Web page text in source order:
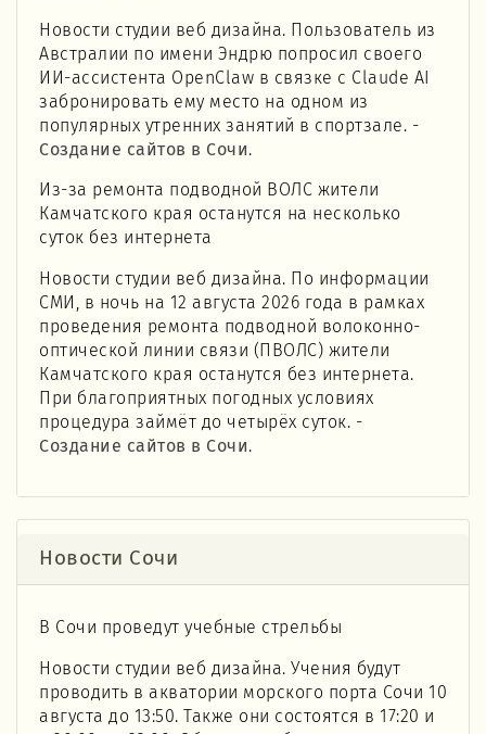
Новости студии веб дизайна. Пользователь из
Австралии по имени Эндрю попросил своего
ИИ-ассистента OpenClaw в связке с Claude AI
забронировать ему место на одном из
популярных утренних занятий в спортзале. -
Создание сайтов в Сочи.
Из-за ремонта подводной ВОЛС жители
Камчатского края останутся на несколько
суток без интернета
Новости студии веб дизайна. По информации
СМИ, в ночь на 12 августа 2026 года в рамках
проведения ремонта подводной волоконно-
оптической линии связи (ПВОЛС) жители
Камчатского края останутся без интернета.
При благоприятных погодных условиях
процедура займёт до четырёх суток. -
Создание сайтов в Сочи.
Новости Сочи
В Сочи проведут учебные стрельбы
Новости студии веб дизайна. Учения будут
проводить в акватории морского порта Сочи 10
августа до 13:50. Также они состоятся в 17:20 и